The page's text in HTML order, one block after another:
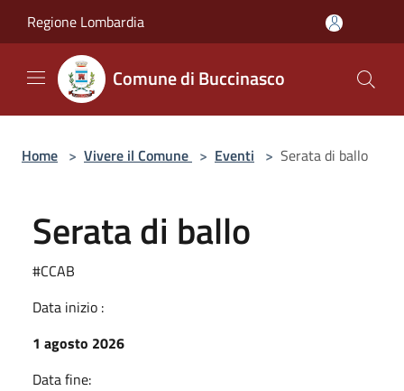
Regione Lombardia
Comune di Buccinasco
Home > Vivere il Comune > Eventi > Serata di ballo
Serata di ballo
#CCAB
Data inizio :
1 agosto 2026
Data fine: